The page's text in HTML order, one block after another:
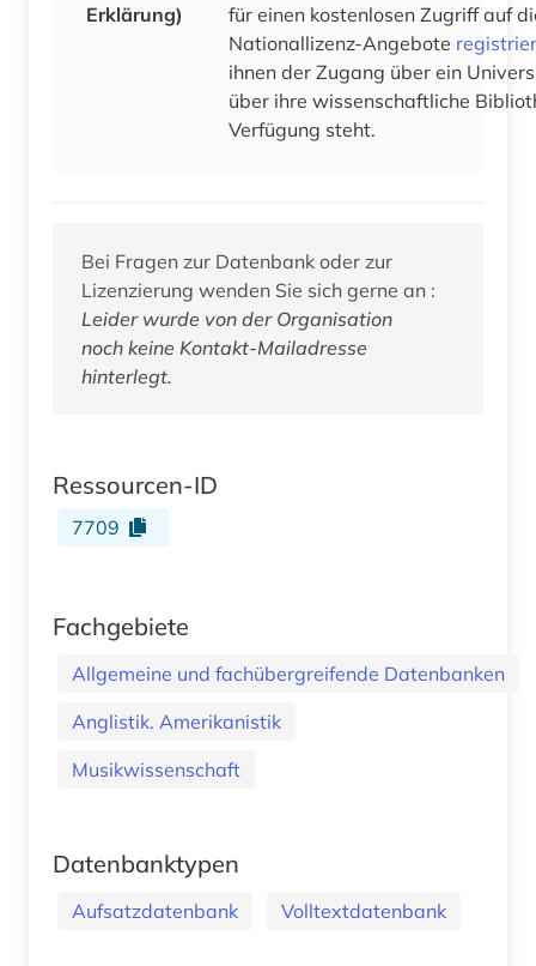
Erklärung)
für einen kostenlosen Zugriff auf
Nationallizenz-Angebote
ihnen der Zugang über ein
über ihre wissenschaftliche
Verfügung steht.
Bei Fragen zur Datenbank oder zur
Lizenzierung wenden Sie sich gerne an :
Leider wurde von der Organisation
noch keine Kontakt-Mailadresse
hinterlegt.
Ressourcen-ID
7709
Fachgebiete
Allgemeine und fachübergreifende Datenbanken
Anglistik. Amerikanistik
Musikwissenschaft
Datenbanktypen
Aufsatzdatenbank Volltextdatenbank